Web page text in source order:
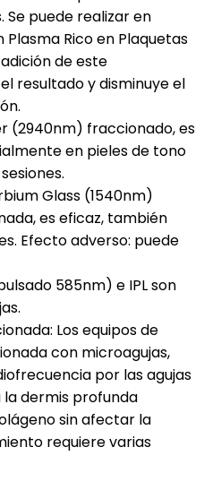
Se puede realizar en
Rico en Plaquetas
de este
resultado y disminuye el
(2940nm) fraccionado, es
en pieles de tono
Glass (1540nm)
es eficaz, también
Efecto adverso: puede
585nm) e IPL son
Los equipos de
con microagujas,
por las agujas
la dermis profunda
sin afectar la
requiere varias